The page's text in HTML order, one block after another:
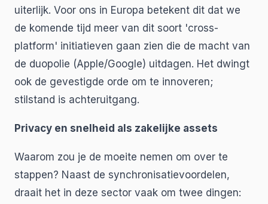
uiterlijk. Voor ons in Europa betekent dit dat we
de komende tijd meer van dit soort 'cross-
platform' initiatieven gaan zien die de macht van
de duopolie (Apple/Google) uitdagen. Het dwingt
ook de gevestigde orde om te innoveren;
stilstand is achteruitgang.
Privacy en snelheid als zakelijke assets
Waarom zou je de moeite nemen om over te
stappen? Naast de synchronisatievoordelen,
draait het in deze sector vaak om twee dingen: